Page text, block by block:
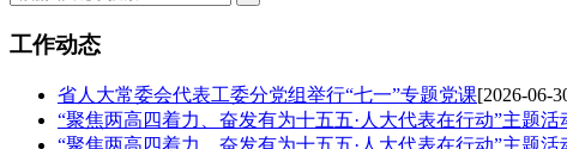
工作动态
省人大常委会代表工委分党组举行“七一”专题党课[2026-06-
“聚焦两高四着力、奋发有为十五五·人大代表在行动”主题活
“聚焦两高四着力、奋发有为十五五·人大代表在行动”主题活